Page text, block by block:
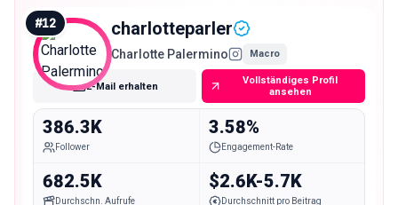
Glaubwürdigkeitskauf.
#12 charlotteparler
Charlotte Palermino Macro
E-Mail erhalten
Vollständiges Profil
ansehen
386.3K
Follower
3.58%
Engagement-Rate
682.5K
Durchschn. Aufrufe
$2.6K-5.7K
Durchschnitt pro Beitrag